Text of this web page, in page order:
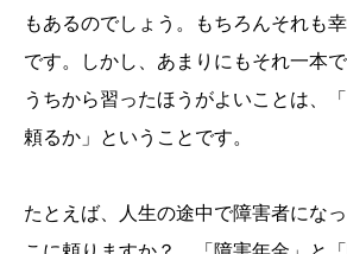
もあるのでしょう。もちろんそれも
です。しかし、あまりにもそれ一本
うちから習ったほうがよいことは、
頼るか」ということです。
たとえば、人生の途中で障害者にな